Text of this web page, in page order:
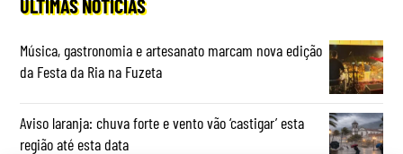
ÚLTIMAS NOTÍCIAS
Música, gastronomia e artesanato marcam nova edição
da Festa da Ria na Fuzeta
Aviso laranja: chuva forte e vento vão ‘castigar’ esta
região até esta data